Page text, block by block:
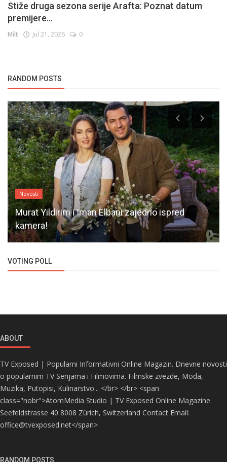
Stiže druga sezona serije Arafta: Poznat datum
premijere...
Milt Jul 21, 2026 0
RANDOM POSTS
Novosti
Murat Yildirim i Iman Elbani zajedno ispred
kamera!
VOTING POLL
ABOUT
TV Exposed | Popularni Informativni Online Magazin. Dnevne novosti
o popularnim TV Serijama i Filmovima. Filmske zvezde, Moda,
Muzika, Putopisi, Kulinarstvo... </br> </br> <span
class="nobr">AtomMedia Studio | TV Exposed Online Magazine
Seefeldstrasse 40 8008 Zürich, Switzerland Contact Email:
office@tvexposed.net</span>
RANDOM POSTS